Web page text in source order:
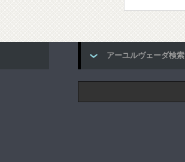
アーユルヴェーダ検索